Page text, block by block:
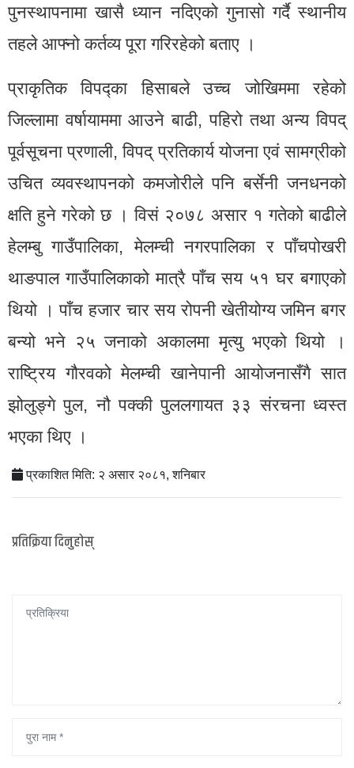
पुनस्थापनामा खासै ध्यान नदिएको गुनासो गर्दै स्थानीय
तहले आफ्नो कर्तव्य पूरा गरिरहेको बताए ।
प्राकृतिक विपद्का हिसाबले उच्च जोखिममा रहेको
जिल्लामा वर्षायाममा आउने बाढी, पहिरो तथा अन्य विपद्
पूर्वसूचना प्रणाली, विपद् प्रतिकार्य योजना एवं सामग्रीको
उचित व्यवस्थापनको कमजोरीले पनि बर्सेनी जनधनको
क्षति हुने गरेको छ । विसं २०७८ असार १ गतेको बाढीले
हेलम्बु गाउँपालिका, मेलम्ची नगरपालिका र पाँचपोखरी
थाङपाल गाउँपालिकाको मात्रै पाँच सय ५१ घर बगाएको
थियो । पाँच हजार चार सय रोपनी खेतीयोग्य जमिन बगर
बन्यो भने २५ जनाको अकालमा मृत्यु भएको थियो ।
राष्ट्रिय गौरवको मेलम्ची खानेपानी आयोजनासँगै सात
झोलुङ्गे पुल, नौ पक्की पुललगायत ३३ संरचना ध्वस्त
भएका थिए ।
प्रकाशित मिति: २ असार २०८१, शनिबार
प्रतिक्रिया दिनुहोस्